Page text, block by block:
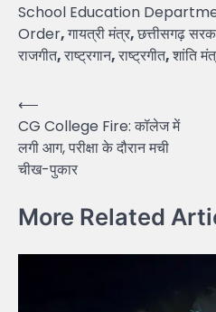
School Education
Order,गायत्री मंत्र,छत्तीसगढ़
राजगीत,राष्ट्रगान,राष्ट्रगीत,शांति
Post
navigation
⟵
CG College Fire: कॉलेज में
लगी आग, परीक्षा के दौरान मची
चीख-पुकार
More Related